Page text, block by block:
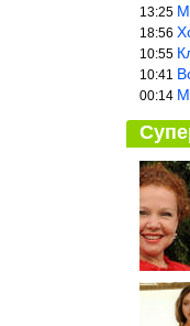
13:25
18:56
10:55
10:41
00:14